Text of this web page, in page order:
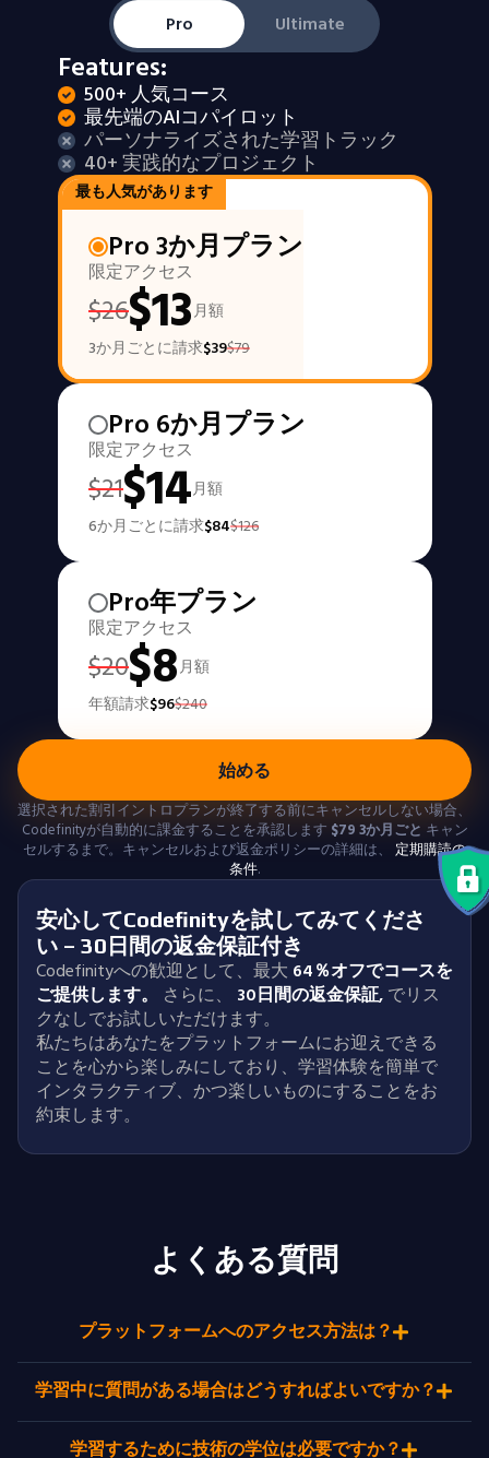
Pro
Ultimate
Features:
500+ 人気コース
最先端のAIコパイロット
パーソナライズされた学習トラック
40+ 実践的なプロジェクト
最も人気があります
Pro 3か月プラン
限定アクセス
$26$13月額
3か月ごとに請求$39$79
Pro 6か月プラン
限定アクセス
$21$14月額
6か月ごとに請求$84$126
Pro年プラン
限定アクセス
$20$8月額
年額請求$96$240
始める
選択された割引イントロプランが終了する前にキャンセルしない場合、
Codefinityが自動的に課金することを承認します $793か月ごと キャン
セルするまで。キャンセルおよび返金ポリシーの詳細は、 定期購読の
条件.
安心してCodefinityを試してみてくださ
い – 30日間の返金保証付き
Codefinityへの歓迎として、最大 64％オフでコースを
ご提供します。
さらに、 30日間の返金保証,でリス
クなしでお試しいただけます。
私たちはあなたをプラットフォームにお迎えできる
ことを心から楽しみにしており、学習体験を簡単で
インタラクティブ、かつ楽しいものにすることをお
約束します。
よくある質問
プラットフォームへのアクセス方法は？
学習中に質問がある場合はどうすればよいですか？
学習するために技術の学位は必要ですか？